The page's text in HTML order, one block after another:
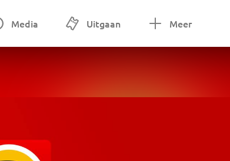
Media Uitgaan Meer